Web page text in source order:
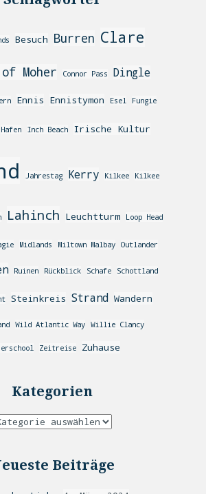
Besuch Burren Clare
Moher Connor Pass Dingle
Ennis Ennistymon Esel Fungie
Hafen Inch Beach Irische Kultur
Jahrestag Kerry Kilkee Kilkee
Lahinch Leuchtturm Loop Head
Midlands Miltown Malbay Outlander
Ruinen Rückblick Schafe Schottland
Steinkreis Strand Wandern
Wild Atlantic Way Willie Clancy
Zeitreise Zuhause
Kategorien
Beiträge